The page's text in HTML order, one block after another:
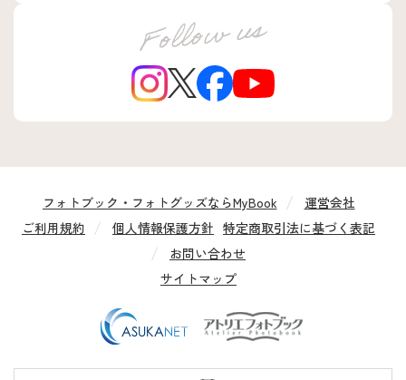
フォトブック・フォトグッズならMyBook
運営会社
ご利用規約
個人情報保護方針 特定商取引法に基づく表記
お問い合わせ
サイトマップ